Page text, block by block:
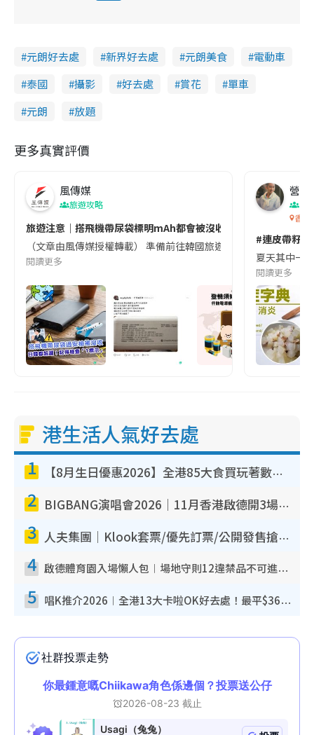
元朗好去處 新界好去處 元朗美食
電動車
泰國
攝影 好去處 賞花
單車
元朗
放題
更多真實評價
風傳媒
旅遊攻略
旅遊注意｜搭飛機帶尿袋標明mAh都會被沒收😱出發前切記檢查
（文章由風傳媒授權轉載） 準備前往韓國旅遊的民眾，近期要
閱讀更多
營養
香港
#連皮帶籽
夏天其中一
閱讀更多
港生活人氣好去處
1 【8月生日優惠2026】全港85大食買玩著數攻略 自助餐/火鍋放題同行免費＋誠品/DONKI送現金券
2 BIGBANG演唱會2026｜11月香港啟德開3場！實名制VIP申請、優先購票攻略
3 人夫集團｜Klook套票/優先訂票/公開發售搶飛攻略！附票價.購票連結.場地座位表
4 啟德體育園入場懶人包︱場地守則12違禁品不可進場准帶細水樽但全場禁樽蓋！應援牌有限制！
5 唱K推介2026︱全港13大卡啦OK好去處！最平$36起 日文K都有！(附地址+收費詳情)